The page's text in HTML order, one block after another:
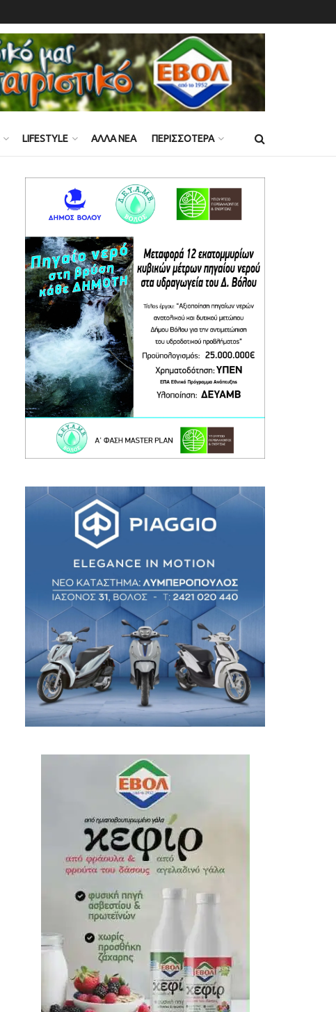
LIFESTYLE ΑΛΛΑ ΝΕΑ ΠΕΡΙΣΣΟΤΕΡΑ